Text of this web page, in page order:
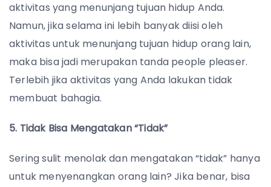
aktivitas yang menunjang tujuan hidup Anda.
Namun, jika selama ini lebih banyak diisi oleh
aktivitas untuk menunjang tujuan hidup orang lain,
maka bisa jadi merupakan tanda people pleaser.
Terlebih jika aktivitas yang Anda lakukan tidak
membuat bahagia.
5. Tidak Bisa Mengatakan “Tidak”
Sering sulit menolak dan mengatakan “tidak” hanya
untuk menyenangkan orang lain? Jika benar, bisa